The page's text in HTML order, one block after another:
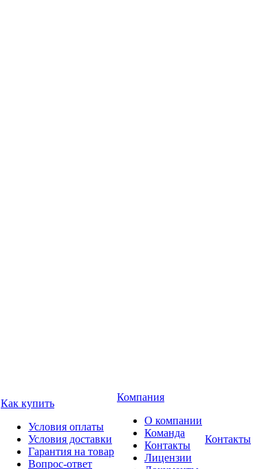
Как купить
Условия оплаты
Условия доставки
Гарантия на товар
Вопрос-ответ
Компания
О компании
Команда
Контакты
Лицензии
Контакты